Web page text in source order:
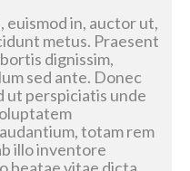
euismod in, auctor ut,
metus. Praesent
dignissim,
sed ante. Donec
ut perspiciatis unde
totam rem
illo inventore